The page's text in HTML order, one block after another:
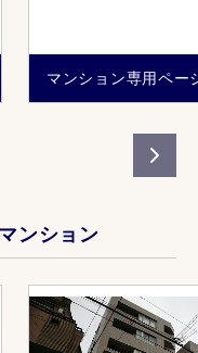
マンション専用ペー
ンション